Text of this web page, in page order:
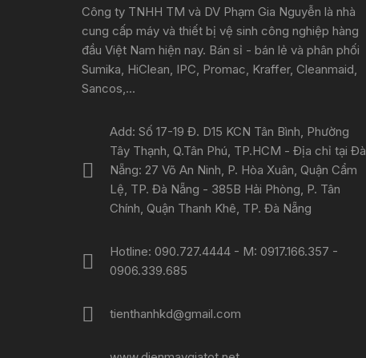
Công ty TNHH TM và DV Phạm Gia Nguyễn là nhà
cung cấp máy và thiết bị vệ sinh công nghiệp hàng
đầu Việt Nam hiện nay. Bán sỉ - bán lẻ và phân phối
Sumika, HiClean, IPC, Promac, Kraffer, Cleanmaid,
Sancos,...
Add: Số 17-19 Đ. D15 KCN Tân Bình, Phường
Tây Thạnh, Q.Tân Phú, TP.HCM - Địa chỉ tại Đà
Nẵng: 27 Võ An Ninh, P. Hòa Xuân, Quận Cẩm
Lệ, TP. Đà Nẵng - 385B Hải Phòng, P. Tân
Chính, Quận Thanh Khê, TP. Đà Nẵng
Hotline: 090.727.4444 - M: 0917.166.357 -
0906.339.685
tienthanhkd@gmail.com